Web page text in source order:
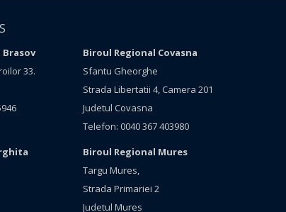
33.
Biroul Regional Covasna
Sfantu Gheorghe
Strada Libertatii 4, Camera 201
Judetul Covasna
Telefon: 0040 367 403980
Biroul Regional Mures
Targu Mures,
Strada Primariei 2
Judetul Mures